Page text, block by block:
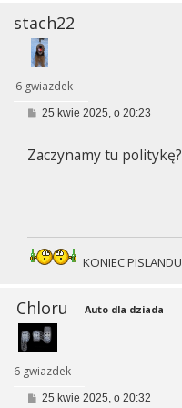
stach22
6 gwiazdek
P
t
25 kwie 2025, o 20:23
Zaczynamy tu politykę?
KONIEC PISLANDU
Chloru
6 gwiazdek
Auto dla dziada
P25 kwie 2025, o 20:32